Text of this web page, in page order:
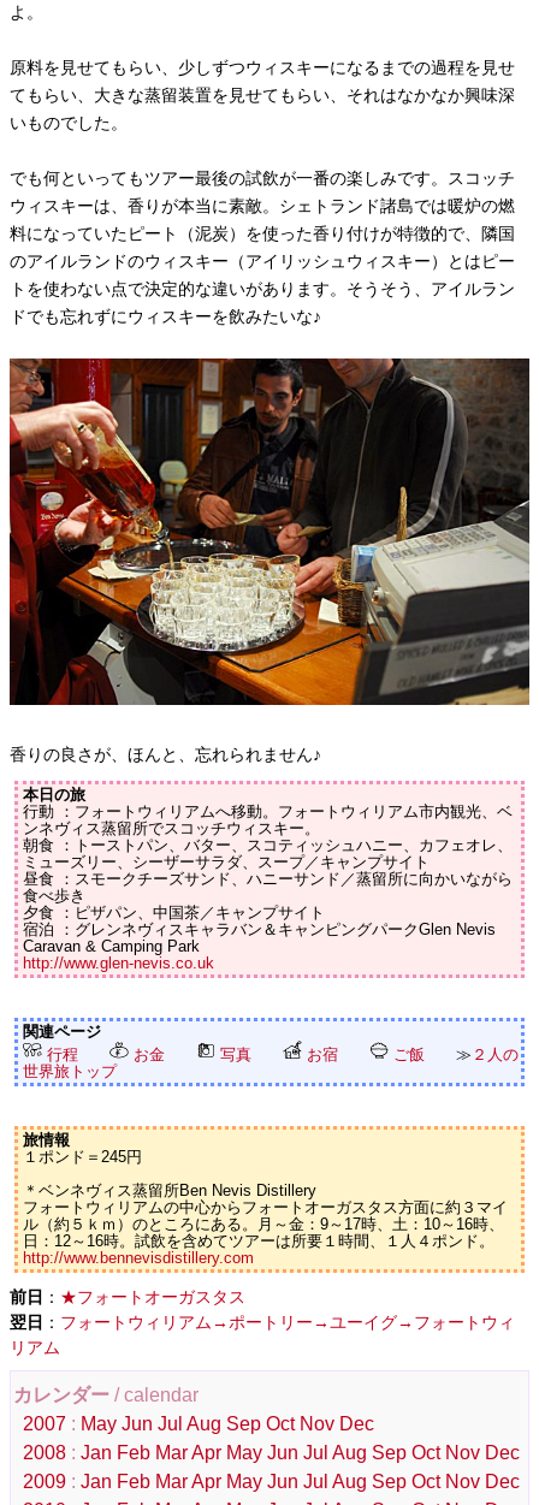
よ。
原料を見せてもらい、少しずつウィスキーになるまでの過程を見せ
てもらい、大きな蒸留装置を見せてもらい、それはなかなか興味深
いものでした。
でも何といってもツアー最後の試飲が一番の楽しみです。スコッチ
ウィスキーは、香りが本当に素敵。シェトランド諸島では暖炉の燃
料になっていたピート（泥炭）を使った香り付けが特徴的で、隣国
のアイルランドのウィスキー（アイリッシュウィスキー）とはピー
トを使わない点で決定的な違いがあります。そうそう、アイルラン
ドでも忘れずにウィスキーを飲みたいな♪
香りの良さが、ほんと、忘れられません♪
本日の旅
行動 ：フォートウィリアムへ移動。フォートウィリアム市内観光、ベ
ンネヴィス蒸留所でスコッチウィスキー。
朝食 ：トーストパン、バター、スコティッシュハニー、カフェオレ、
ミューズリー、シーザーサラダ、スープ／キャンプサイト
昼食 ：スモークチーズサンド、ハニーサンド／蒸留所に向かいながら
食べ歩き
夕食 ：ピザパン、中国茶／キャンプサイト
宿泊 ：グレンネヴィスキャラバン＆キャンピングパークGlen Nevis
Caravan & Camping Park
http://www.glen-nevis.co.uk
関連ページ
行程
お金 写真 お宿 ご飯 ≫ ２人の
世界旅トップ
旅情報
１ポンド＝245円
＊ベンネヴィス蒸留所Ben Nevis Distillery
フォートウィリアムの中心からフォートオーガスタス方面に約３マイ
ル（約５ｋｍ）のところにある。月～金：9～17時、土：10～16時、
日：12～16時。試飲を含めてツアーは所要１時間、１人４ポンド。
http://www.bennevisdistillery.com
前日 ： ★フォートオーガスタス
翌日 ： フォートウィリアム→ポートリー→ユーイグ→フォートウィ
リアム
カレンダー / calendar
2007 : May Jun Jul Aug Sep Oct Nov Dec
2008 : Jan Feb MarApr May Jun Jul Aug Sep Oct Nov Dec
2009 : Jan Feb MarApr May Jun Jul Aug Sep Oct Nov Dec